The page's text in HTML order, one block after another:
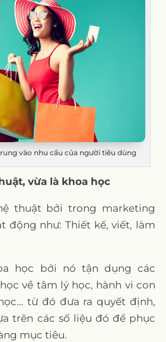
vào nhu cầu của người tiêu dùng
vừa là khoa học
thuật bởi trong marketing
động như: Thiết kế, viết, làm
học bởi nó tận dụng các
về tâm lý học, hành vi con
từ đó đưa ra quyết định,
trên các số liệu đó để phục
mục tiêu.